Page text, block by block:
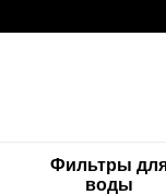
Фильтры
воды